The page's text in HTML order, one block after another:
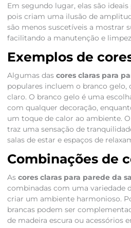
Em segundo lugar, elas são ideais
pois criam uma ilusão de
são menos suscetíveis a mostrar
facilitando a manutenção e
Exemplos de
Algumas das cores claras para
populares incluem o branco gelo,
claro. O branco gelo é uma
com qualquer decoração,
um toque de calor ao ambiente.
traz uma sensação de
salas de estar e espaços de
Combinações de
As cores claras para parede da
combinadas com uma variedade
criar um ambiente harmonioso.
brancas podem ser
de madeira escura ou acessórios